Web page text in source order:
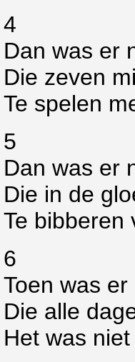
4
Dan was er
Die zeven
Te spelen
5
Dan was er
Die in de
Te bibberen
6
Toen was
Die alle
Het was